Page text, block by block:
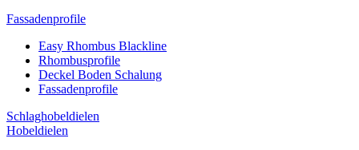
Fassadenprofile
Easy Rhombus Blackline
Rhombusprofile
Deckel Boden Schalung
Fassadenprofile
Schlaghobeldielen
Hobeldielen